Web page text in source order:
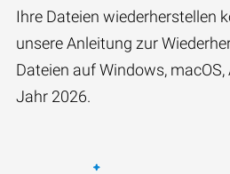
Ihre Dateien wiederherstellen
unsere Anleitung zur
Dateien auf Windows,
Jahr 2026.